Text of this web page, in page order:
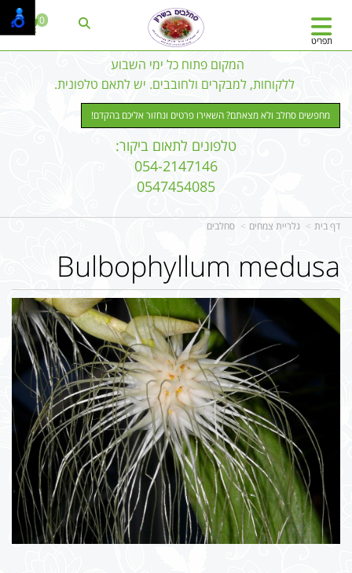
המקום פתוח כל ימי השבוע
ללקוחות, למבקרים ולחובבים. יש לתאם טלפונית.
מחפשים סחלב ולא מצאתם? השאירו פרטים ונחזור אליכם בהקדם!
טלפונים לתאום ביקור:
054-2147146
0547454085
תפריט
0
דף בית גלריית צמחים סחלבים
Bulbophyllum medusa